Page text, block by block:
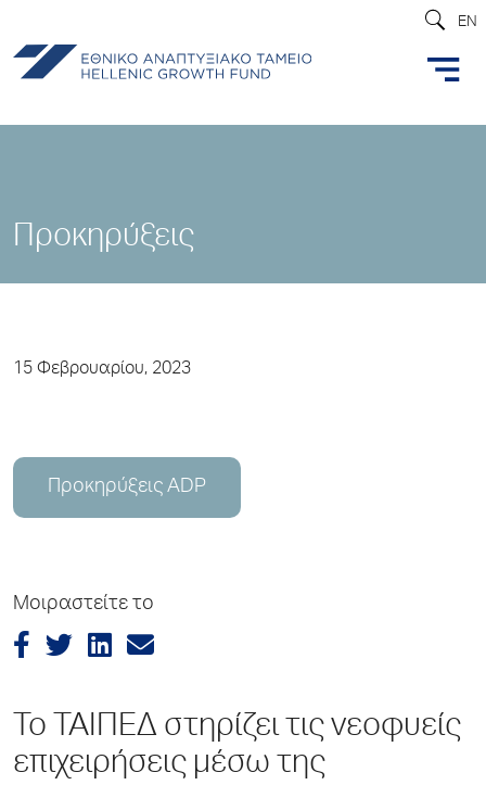
EN
Προκηρύξεις
15 Φεβρουαρίου, 2023
Προκηρύξεις ADP
Μοιραστείτε το
Το ΤΑΙΠΕΔ στηρίζει τις νεοφυείς
επιχειρήσεις μέσω της